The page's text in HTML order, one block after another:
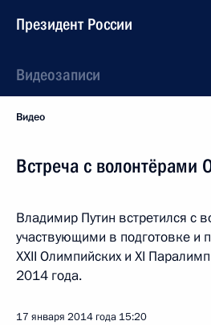
Президент России
Видеозаписи
Видео
Встреча с
Владимир Путин встретился с
участвующими в подготовке и
XXII Олимпийских и XI
2014 года.
17 января 2014 года 15:20